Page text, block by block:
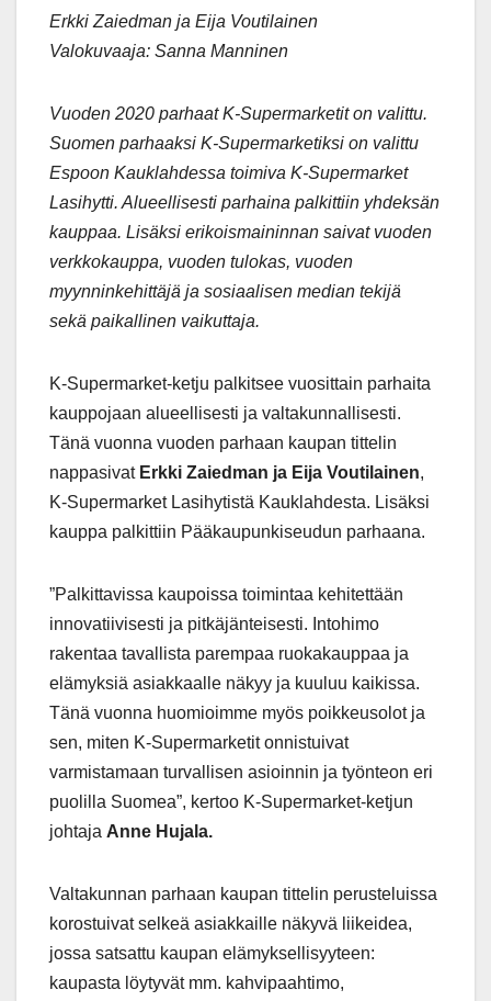
Erkki Zaiedman ja Eija Voutilainen
Valokuvaaja: Sanna Manninen
Vuoden 2020 parhaat K-Supermarketit on valittu.
Suomen parhaaksi K-Supermarketiksi on valittu
Espoon Kauklahdessa toimiva K-Supermarket
Lasihytti. Alueellisesti parhaina palkittiin yhdeksän
kauppaa. Lisäksi erikoismaininnan saivat vuoden
verkkokauppa, vuoden tulokas, vuoden
myynninkehittäjä ja sosiaalisen median tekijä
sekä paikallinen vaikuttaja.
K-Supermarket-ketju palkitsee vuosittain parhaita
kauppojaan alueellisesti ja valtakunnallisesti.
Tänä vuonna vuoden parhaan kaupan tittelin
nappasivat Erkki Zaiedman ja Eija Voutilainen,
K-Supermarket Lasihytistä Kauklahdesta. Lisäksi
kauppa palkittiin Pääkaupunkiseudun parhaana.
”Palkittavissa kaupoissa toimintaa kehitettään
innovatiivisesti ja pitkäjänteisesti. Intohimo
rakentaa tavallista parempaa ruokakauppaa ja
elämyksiä asiakkaalle näkyy ja kuuluu kaikissa.
Tänä vuonna huomioimme myös poikkeusolot ja
sen, miten K-Supermarketit onnistuivat
varmistamaan turvallisen asioinnin ja työnteon eri
puolilla Suomea”, kertoo K-Supermarket-ketjun
johtaja Anne Hujala.
Valtakunnan parhaan kaupan tittelin perusteluissa
korostuivat selkeä asiakkaille näkyvä liikeidea,
jossa satsattu kaupan elämyksellisyyteen:
kaupasta löytyvät mm. kahvipaahtimo,